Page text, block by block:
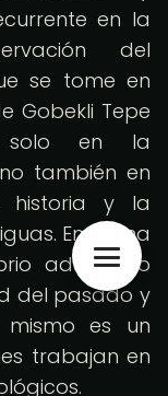
en la
del
se tome en
Gobekli Tepe
solo en la
también en
historia y la
En última
adecuado
del pasado y
es un
trabajan en